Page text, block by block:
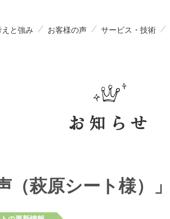
と強み お客様の声 サービス・技術
お知らせ
（萩原シート様）